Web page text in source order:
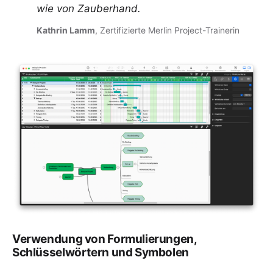
wie von Zauberhand.
Kathrin Lamm, Zertifizierte Merlin Project-Trainerin
Verwendung von Formulierungen,
Schlüsselwörtern und Symbolen